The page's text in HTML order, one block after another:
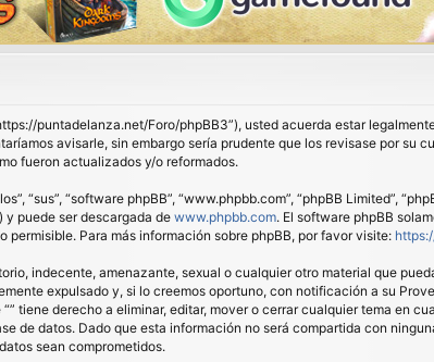
puntadelanza.net/Foro/phpBB3”), usted acuerda estar
avisarle, sin embargo sería prudente que los revisase por su
fueron actualizados y/o reformados.
“sus”, “software phpBB”, “www.phpbb.com”, “phpBB Limited”,
y puede ser descargada de www.phpbb.com. El software phpBB
Para más información sobre phpBB, por favor visite:
indecente, amenazante, sexual o cualquier otro material que
expulsado y, si lo creemos oportuno, con notificación a su
tiene derecho a eliminar, editar, mover o cerrar cualquier tema en
de datos. Dado que esta información no será compartida con
sean comprometidos.